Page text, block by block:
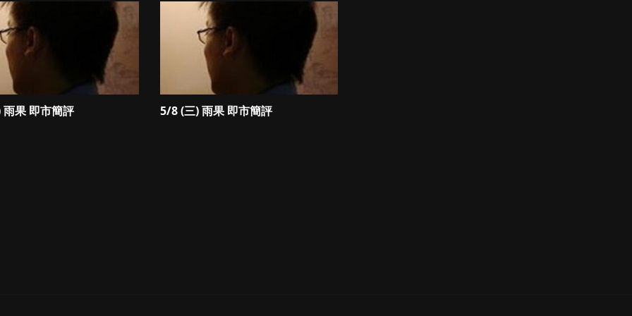
果 即市簡評 5/8 (三) 雨果 即市簡評